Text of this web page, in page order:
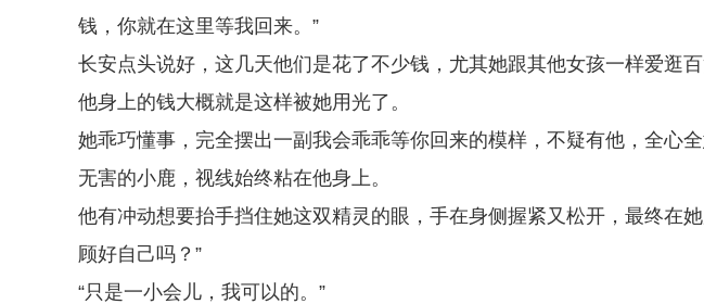
钱，你就在这里等我回来。”
长安点头说好，这几天他们是花了不少钱，尤其她跟其他女孩一样爱逛
他身上的钱大概就是这样被她用光了。
她乖巧懂事，完全摆出一副我会乖乖等你回来的模样，不疑有他，全心
无害的小鹿，视线始终粘在他身上。
他有冲动想要抬手挡住她这双精灵的眼，手在身侧握紧又松开，最终在
顾好自己吗？”
“只是一小会儿，我可以的。”